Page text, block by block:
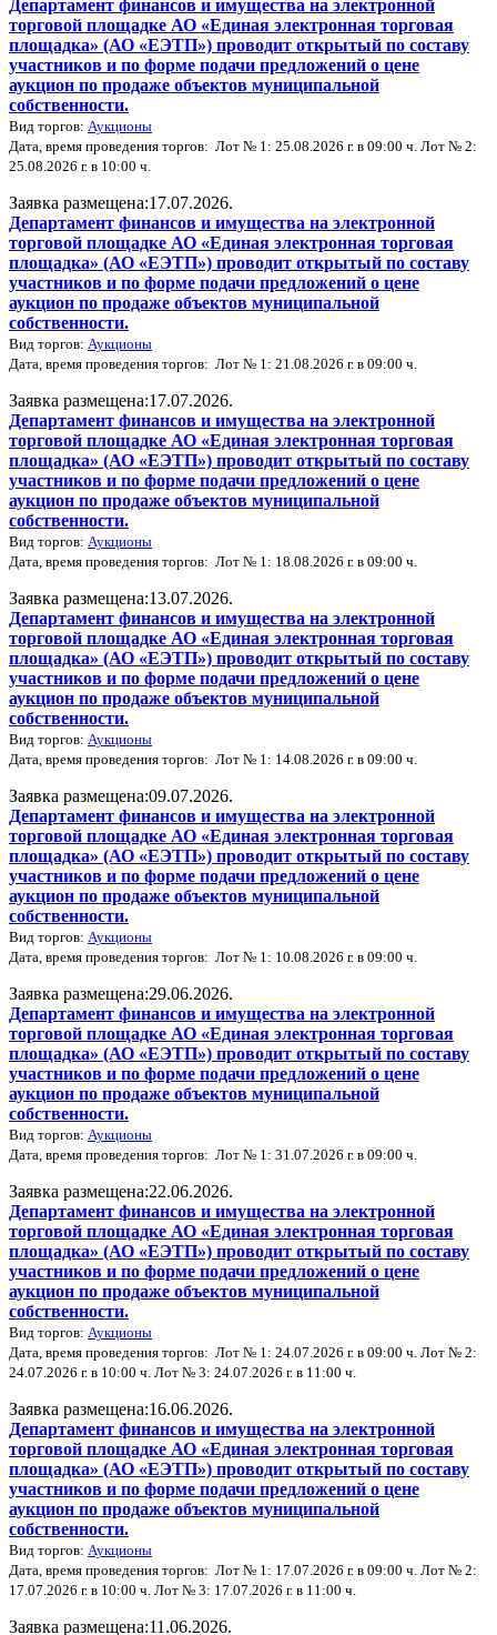
Департамент финансов и имущества на электронной
торговой площадке АО «Единая электронная торговая
площадка» (АО «ЕЭТП») проводит открытый по составу
участников и по форме подачи предложений о цене
аукцион по продаже объектов муниципальной
собственности.
Вид торгов: Аукционы
Дата, время проведения торгов: Лот № 1: 25.08.2026 г. в 09:00 ч. Лот № 2:
25.08.2026 г. в 10:00 ч.
Заявка размещена:17.07.2026.
Департамент финансов и имущества на электронной
торговой площадке АО «Единая электронная торговая
площадка» (АО «ЕЭТП») проводит открытый по составу
участников и по форме подачи предложений о цене
аукцион по продаже объектов муниципальной
собственности.
Вид торгов: Аукционы
Дата, время проведения торгов: Лот № 1: 21.08.2026 г. в 09:00 ч.
Заявка размещена:17.07.2026.
Департамент финансов и имущества на электронной
торговой площадке АО «Единая электронная торговая
площадка» (АО «ЕЭТП») проводит открытый по составу
участников и по форме подачи предложений о цене
аукцион по продаже объектов муниципальной
собственности.
Вид торгов: Аукционы
Дата, время проведения торгов: Лот № 1: 18.08.2026 г. в 09:00 ч.
Заявка размещена:13.07.2026.
Департамент финансов и имущества на электронной
торговой площадке АО «Единая электронная торговая
площадка» (АО «ЕЭТП») проводит открытый по составу
участников и по форме подачи предложений о цене
аукцион по продаже объектов муниципальной
собственности.
Вид торгов: Аукционы
Дата, время проведения торгов: Лот № 1: 14.08.2026 г. в 09:00 ч.
Заявка размещена:09.07.2026.
Департамент финансов и имущества на электронной
торговой площадке АО «Единая электронная торговая
площадка» (АО «ЕЭТП») проводит открытый по составу
участников и по форме подачи предложений о цене
аукцион по продаже объектов муниципальной
собственности.
Вид торгов: Аукционы
Дата, время проведения торгов: Лот № 1: 10.08.2026 г. в 09:00 ч.
Заявка размещена:29.06.2026.
Департамент финансов и имущества на электронной
торговой площадке АО «Единая электронная торговая
площадка» (АО «ЕЭТП») проводит открытый по составу
участников и по форме подачи предложений о цене
аукцион по продаже объектов муниципальной
собственности.
Вид торгов: Аукционы
Дата, время проведения торгов: Лот № 1: 31.07.2026 г. в 09:00 ч.
Заявка размещена:22.06.2026.
Департамент финансов и имущества на электронной
торговой площадке АО «Единая электронная торговая
площадка» (АО «ЕЭТП») проводит открытый по составу
участников и по форме подачи предложений о цене
аукцион по продаже объектов муниципальной
собственности.
Вид торгов: Аукционы
Дата, время проведения торгов: Лот № 1: 24.07.2026 г. в 09:00 ч. Лот № 2:
24.07.2026 г. в 10:00 ч. Лот № 3: 24.07.2026 г. в 11:00 ч.
Заявка размещена:16.06.2026.
Департамент финансов и имущества на электронной
торговой площадке АО «Единая электронная торговая
площадка» (АО «ЕЭТП») проводит открытый по составу
участников и по форме подачи предложений о цене
аукцион по продаже объектов муниципальной
собственности.
Вид торгов: Аукционы
Дата, время проведения торгов: Лот № 1: 17.07.2026 г. в 09:00 ч. Лот № 2:
17.07.2026 г. в 10:00 ч. Лот № 3: 17.07.2026 г. в 11:00 ч.
Заявка размещена:11.06.2026.